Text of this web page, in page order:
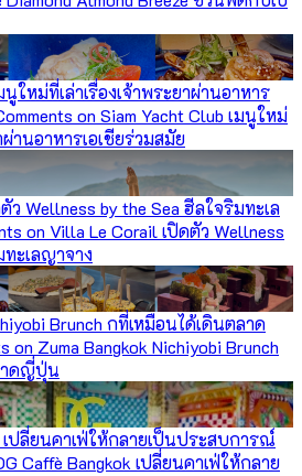
นูใหม่ที่เล่าเรื่องเจ้าพระยาผ่านอาหาร
on Siam Yacht Club เมนูใหม่
ผ่านอาหารเอเชียร่วมสมัย
ว Wellness by the Sea ฮีลใจริมทะเล
on Villa Le Corail เปิดตัว Wellness
ทะเลญาจาง
Brunch กที่เหมือนได้เดินตลาด
on Zuma Bangkok Nichiyobi Brunch
าดญี่ปุ่น
เปลี่ยนคาเฟ่ให้กลายเป็นประสบการณ์
Caffè Bangkok เปลี่ยนคาเฟ่ให้กลาย